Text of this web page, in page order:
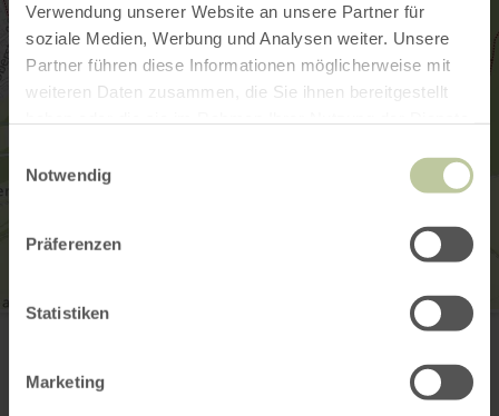
Verwendung unserer Website an unsere Partner für
soziale Medien, Werbung und Analysen weiter. Unsere
Partner führen diese Informationen möglicherweise mit
weiteren Daten zusammen, die Sie ihnen bereitgestellt
Notwendig
Präferenzen
Statistiken
Marketing
Wohnmobilstellplatz im Kallbachtal
(0049) 2441 6880